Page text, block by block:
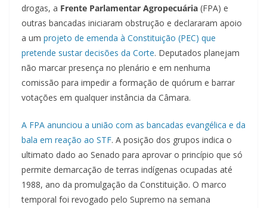
drogas, a Frente Parlamentar Agropecuária (FPA) e
outras bancadas iniciaram obstrução e declararam apoio
a um projeto de emenda à Constituição (PEC) que
pretende sustar decisões da Corte. Deputados planejam
não marcar presença no plenário e em nenhuma
comissão para impedir a formação de quórum e barrar
votações em qualquer instância da Câmara.
A FPA anunciou a união com as bancadas evangélica e da
bala em reação ao STF. A posição dos grupos indica o
ultimato dado ao Senado para aprovar o princípio que só
permite demarcação de terras indígenas ocupadas até
1988, ano da promulgação da Constituição. O marco
temporal foi revogado pelo Supremo na semana